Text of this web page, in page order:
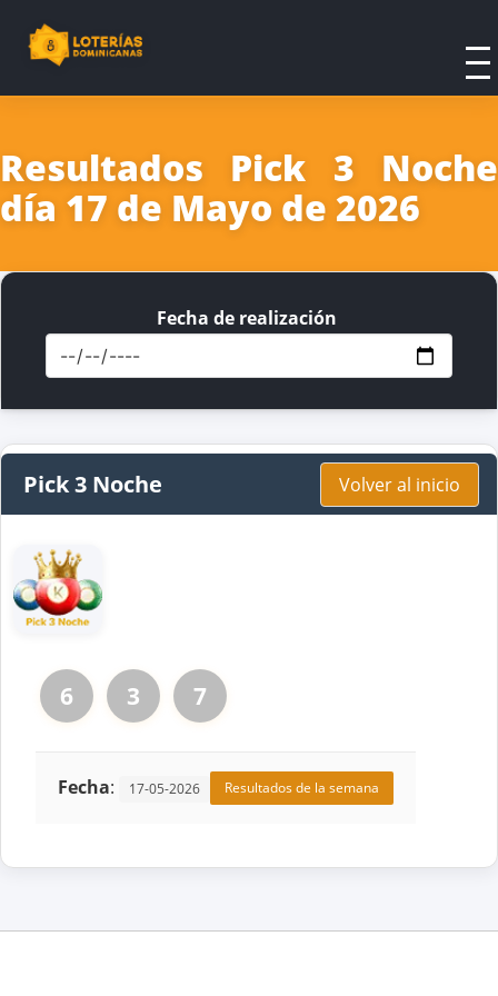
Resultados Pick 3 Noche
día 17 de Mayo de 2026
Fecha de realización
Pick 3 Noche Volver al inicio
6 3 7
Fecha: 17-05-2026 Resultados de la semana